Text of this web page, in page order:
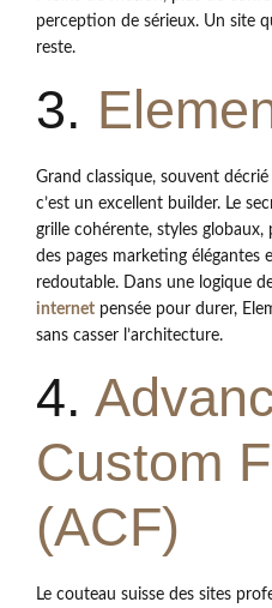
perception de sérieux. Un site
reste.
3.
Grand classique, souvent
c’est un excellent builder. Le
grille cohérente, styles globaux,
des pages marketing élégantes
redoutable. Dans une logique
internet pensée pour durer,
sans casser l’architecture.
4.
Custom
(ACF)
Le couteau suisse des sites